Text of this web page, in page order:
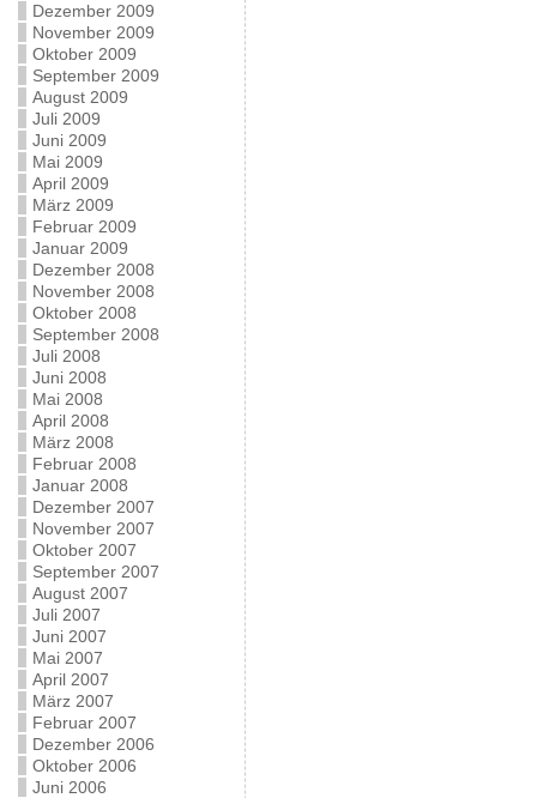
Dezember 2009
November 2009
Oktober 2009
September 2009
August 2009
Juli 2009
Juni 2009
Mai 2009
April 2009
März 2009
Februar 2009
Januar 2009
Dezember 2008
November 2008
Oktober 2008
September 2008
Juli 2008
Juni 2008
Mai 2008
April 2008
März 2008
Februar 2008
Januar 2008
Dezember 2007
November 2007
Oktober 2007
September 2007
August 2007
Juli 2007
Juni 2007
Mai 2007
April 2007
März 2007
Februar 2007
Dezember 2006
Oktober 2006
Juni 2006